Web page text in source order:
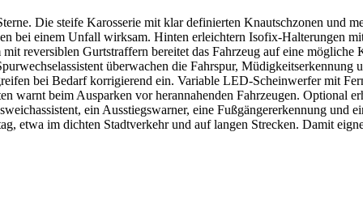
Die steife Karosserie mit klar definierten Knautschzonen und
bei einem Unfall wirksam. Hinten erleichtern Isofix-Halterungen
reversiblen Gurtstraffern bereitet das Fahrzeug auf eine
überwachen die Fahrspur, Müdigkeitserkennung
bei Bedarf korrigierend ein. Variable LED-Scheinwerfer mit
warnt beim Ausparken vor herannahenden Fahrzeugen. Optional
ein Ausstiegswarner, eine Fußgängererkennung und
etwa im dichten Stadtverkehr und auf langen Strecken. Damit